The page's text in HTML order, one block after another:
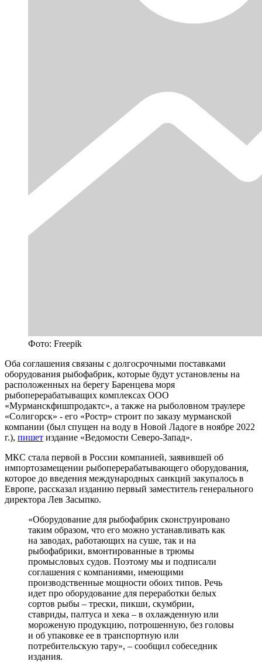
Фото: Freepik
Оба соглашения связаны с долгосрочными поставками
оборудования рыбофабрик, которые будут установлены на
расположенных на берегу Баренцева моря
рыбоперерабатыващих комплексах ООО
«Мурманскфишпродактс», а также на рыболовном траулере
«Солигорск» - его «Ростр» строит по заказу мурманской
компании (был спущен на воду в Новой Ладоге в ноябре 2022
г.), пишет издание «Ведомости Северо-Запад».
МКС стала первой в России компанией, заявившей об
импортозамещении рыбоперерабатывающего оборудования,
которое до введения международных санкций закупалось в
Европе, рассказал изданию первый заместитель генерального
директора Лев Засыпко.
«Оборудование для рыбофабрик сконструировано
таким образом, что его можно устанавливать как
на заводах, работающих на суше, так и на
рыбофабрики, вмонтированные в трюмы
промысловых судов. Поэтому мы и подписали
соглашения с компаниями, имеющими
производственные мощности обоих типов. Речь
идет про оборудование для переработки белых
сортов рыбы – трески, пикши, скумбрии,
ставриды, палтуса и хека – в охлажденную или
мороженую продукцию, потрошенную, без головы
и об упаковке ее в транспортную или
потребительскую тару», – сообщил собеседник
издания.